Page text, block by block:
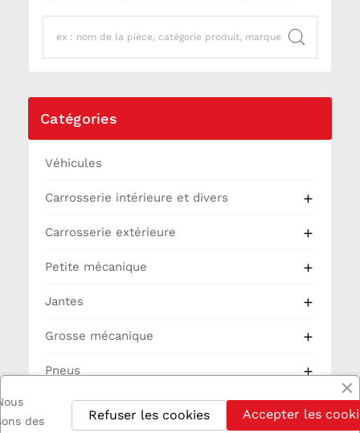
Catégories
Véhicules
Carrosserie intérieure et divers 
Carrosserie extérieure 
Petite mécanique 
Jantes 
Grosse mécanique 
Pneus 
Partie Cycle
des
Accepter les
Refuser les cookies